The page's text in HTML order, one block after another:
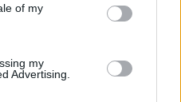
of my
my
Advertising.
la libertà che tentano
dalla tua abitazione
verso i soldati russi che
Ti sembra giusto dover